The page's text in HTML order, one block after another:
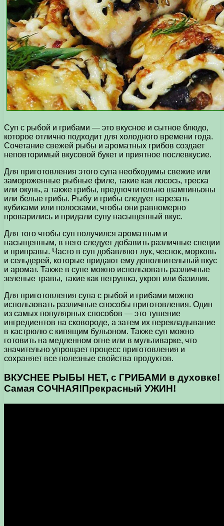
Суп с рыбой и грибами — это вкусное и сытное блюдо,
которое отлично подходит для холодного времени года.
Сочетание свежей рыбы и ароматных грибов создает
неповторимый вкусовой букет и приятное послевкусие.
Для приготовления этого супа необходимы свежие или
замороженные рыбные филе, такие как лосось, треска
или окунь, а также грибы, предпочтительно шампиньоны
или белые грибы. Рыбу и грибы следует нарезать
кубиками или полосками, чтобы они равномерно
проварились и придали супу насыщенный вкус.
Для того чтобы суп получился ароматным и
насыщенным, в него следует добавить различные специи
и приправы. Часто в суп добавляют лук, чеснок, морковь
и сельдерей, которые придают ему дополнительный вкус
и аромат. Также в супе можно использовать различные
зеленые травы, такие как петрушка, укроп или базилик.
Для приготовления супа с рыбой и грибами можно
использовать различные способы приготовления. Один
из самых популярных способов — это тушение
ингредиентов на сковороде, а затем их перекладывание
в кастрюлю с кипящим бульоном. Также суп можно
готовить на медленном огне или в мультиварке, что
значительно упрощает процесс приготовления и
сохраняет все полезные свойства продуктов.
ВКУСНЕЕ РЫБЫ НЕТ, с ГРИБАМИ в духовке!
Самая СОЧНАЯ!Прекрасный УЖИН!